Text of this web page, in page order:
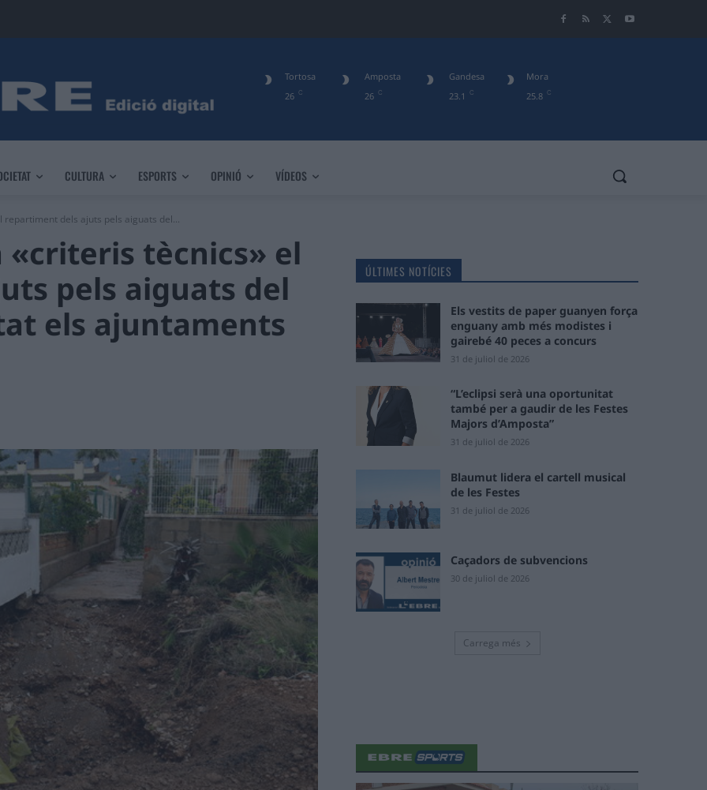
26 C
Tortosa
26 C
Amposta
23.1
C
Gandesa
25.8 C
Mora
CULTURA ESPORTS OPINIÓ VÍDEOS
dels ajuts pels aiguats del...
tècnics» el
pels aiguats del
els ajuntaments
ÚLTIMES NOTÍCIES
Els vestits de paper guanyen força
enguany amb més modistes i
gairebé 40 peces a concurs
31 de juliol de 2026
“L’eclipsi serà una oportunitat
també per a gaudir de les Festes
Majors d’Amposta”
31 de juliol de 2026
Blaumut lidera el cartell musical
de les Festes
31 de juliol de 2026
Caçadors de subvencions
30 de juliol de 2026
Carrega més